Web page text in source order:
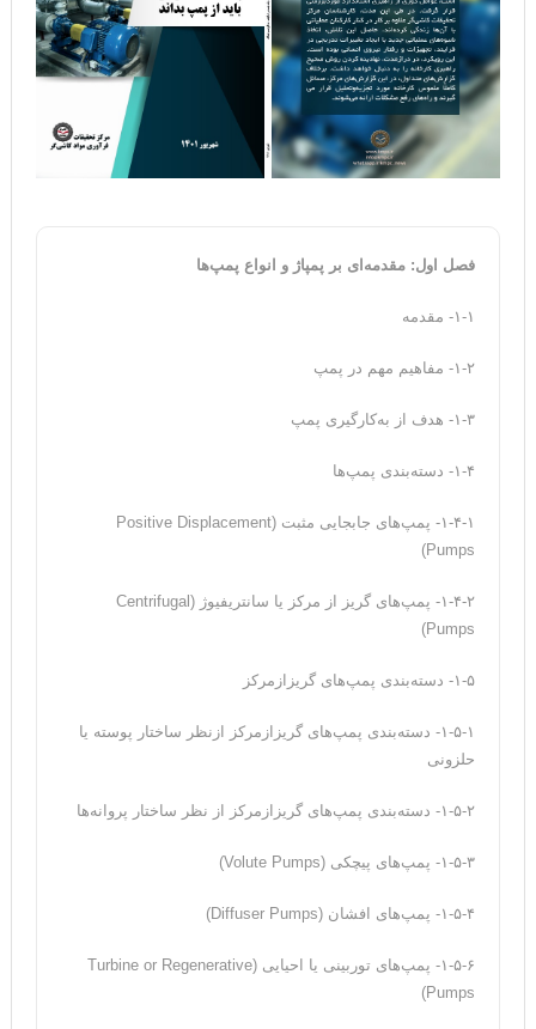
فصل اول: مقدمه‌ای بر پمپاژ و انواع پمپ‌ها
۱-۱- مقدمه
۱-۲- مفاهیم مهم در پمپ
۱-۳- هدف از به‌کارگیری پمپ‌
۱-۴- دسته‌بندی پمپ‌ها
۱-۴-۱- پمپ‌های جابجایی مثبت (Positive Displacement
Pumps)
۱-۴-۲- پمپ‌های گریز از مرکز یا سانتریفیوژ (Centrifugal
Pumps)
۱-۵- دسته‌بندی پمپ‌های گریزازمرکز
۱-۵-۱- دسته‌بندی پمپ‌های گریزازمرکز ازنظر ساختار پوسته یا
حلزونی
۱-۵-۲- دسته‌بندی پمپ‌های گریزازمرکز از نظر ساختار پروانه‌ها
۱-۵-۳- پمپ‌های پیچکی (Volute Pumps)
۱-۵-۴- پمپ‌های افشان (Diffuser Pumps)
۱-۵-۶- پمپ‌های توربینی یا احیایی‌ (Turbine or Regenerative
Pumps)